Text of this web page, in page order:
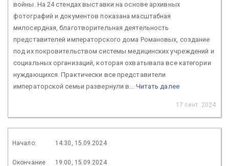
войны. На 24 стендах выставки на основе архивных
фотографий и документов показана масштабная
милосердная, благотворительная деятельность
представителей императорского дома Романовых, создание
под их покровительством системы медицинских учреждений и
социальных организаций, которая охватывала все категории
нуждающихся. Практически все представители
императорской семьи развернули в... Читать далее
17 сент. 2024
Начало: 14:30, 15.09.2024
Окончание: 19:00, 15.09.2024